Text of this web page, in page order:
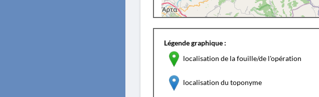
Légende graphique :
localisation de la fouille/de l'opération
localisation du toponyme